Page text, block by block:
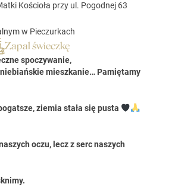
Kościoła przy ul. Pogodnej 63
w Pieczurkach
Zapal świeczkę
spoczywanie,
mieszkanie… Pamiętamy
ziemia stała się pusta
oczu, lecz z serc naszych